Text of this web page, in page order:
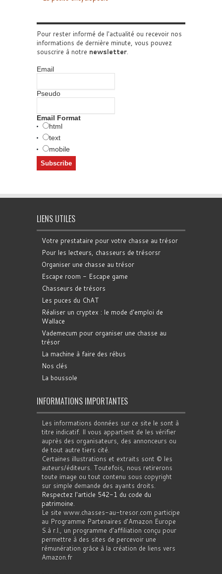
Pour rester informé de l'actualité ou recevoir nos
informations de dernière minute, vous pouvez
souscrire à notre newsletter.
Email
Pseudo
Email Format
html
text
mobile
LIENS UTILES
Votre prestataire pour votre chasse au trésor
Pour les lecteurs, chasseurs de trésorsr
Organiser une chasse au trésor
Escape room - Escape game
Chasseurs de trésors
Les puces du ChAT
Réaliser un cryptex : le mode d'emploi de
Wallace
Vademecum pour organiser une chasse au
trésor
La machine à faire des rébus
Nos clés
La boussole
INFORMATIONS IMPORTANTES
Les informations données sur ce site le sont à
titre indicatif. Il vous appartient de les vérifier
auprès des organisateurs, des annonceurs ou
de tout autre tiers cité.
Certaines illustrations et extraits sont © les
auteurs/éditeurs. Toutefois, nous retirerons
toute image ou tout contenu sous copyright
sur simple demande des ayants droits.
Respectez l'article 542-1 du code du
patrimoine.
Le site www.chasses-au-tresor.com participe
au Programme Partenaires d’Amazon Europe
S.à r.l., un programme d’affiliation conçu pour
permettre à des sites de percevoir une
rémunération grâce à la création de liens vers
Amazon.fr